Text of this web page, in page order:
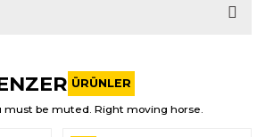
teşekkür ederiz.
ÜRÜNLER
must be muted. Right moving horse.